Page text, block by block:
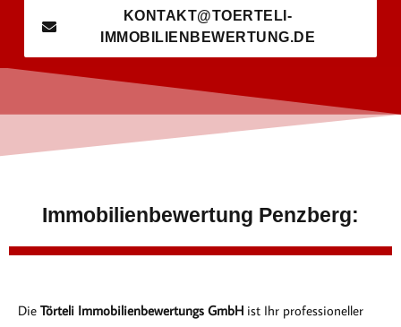
KONTAKT@TOERTELI-
IMMOBILIENBEWERTUNG.DE
Immobilienbewertung Penzberg:
Die Törteli Immobilienbewertungs GmbH ist Ihr professioneller